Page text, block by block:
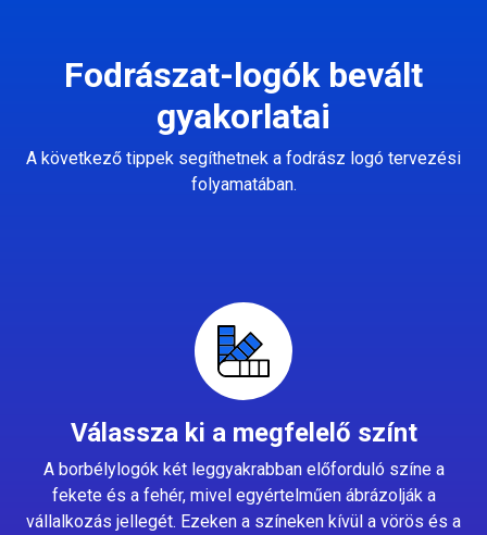
Fodrászat-logók bevált
gyakorlatai
A következő tippek segíthetnek a fodrász logó tervezési
folyamatában.
Válassza ki a megfelelő színt
A borbélylogók két leggyakrabban előforduló színe a
fekete és a fehér, mivel egyértelműen ábrázolják a
vállalkozás jellegét. Ezeken a színeken kívül a vörös és a